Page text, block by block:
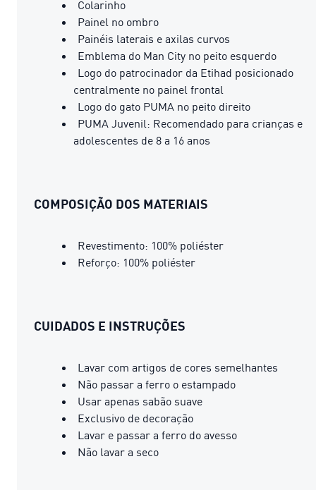
Colarinho
Painel no ombro
Painéis laterais e axilas curvos
Emblema do Man City no peito esquerdo
Logo do patrocinador da Etihad posicionado
centralmente no painel frontal
Logo do gato PUMA no peito direito
PUMA Juvenil: Recomendado para crianças e
adolescentes de 8 a 16 anos
COMPOSIÇÃO DOS MATERIAIS
Revestimento: 100% poliéster
Reforço: 100% poliéster
CUIDADOS E INSTRUÇÕES
Lavar com artigos de cores semelhantes
Não passar a ferro o estampado
Usar apenas sabão suave
Exclusivo de decoração
Lavar e passar a ferro do avesso
Não lavar a seco